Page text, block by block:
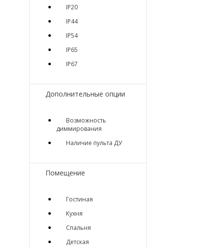
IP20
IP44
IP54
IP65
IP67
Дополнительные опции
Возможность
диммирования
Наличие пульта ДУ
Помещение
Гостиная
Кухня
Спальня
Детская